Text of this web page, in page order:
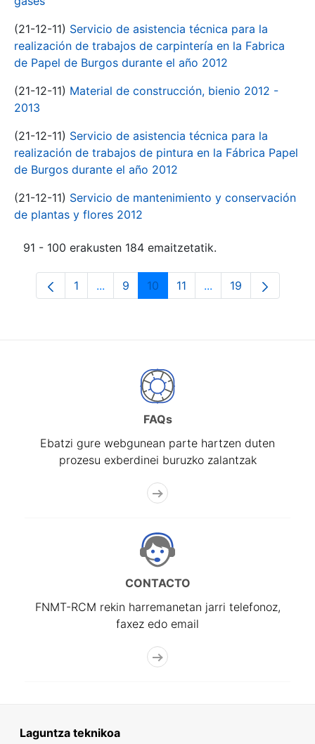
(21-12-11) Servicio de asistencia técnica para la
realización de trabajos de carpintería en la Fabrica
de Papel de Burgos durante el año 2012
(21-12-11) Material de construcción, bienio 2012 -
2013
(21-12-11) Servicio de asistencia técnica para la
realización de trabajos de pintura en la Fábrica Papel
de Burgos durante el año 2012
(21-12-11) Servicio de mantenimiento y conservación
de plantas y flores 2012
91 - 100 erakusten 184 emaitzetatik.
Orrialdea
1 ...Intermediate Pages Use TAB to
Orrialdea
9 Orrialdea
10 Orrialdea
11 ...Intermediate Pages
Orrialdea
19
FAQs
Ebatzi gure webgunean parte hartzen duten
prozesu exberdinei buruzko zalantzak
CONTACTO
FNMT-RCM rekin harremanetan jarri telefonoz,
faxez edo email
Laguntza teknikoa